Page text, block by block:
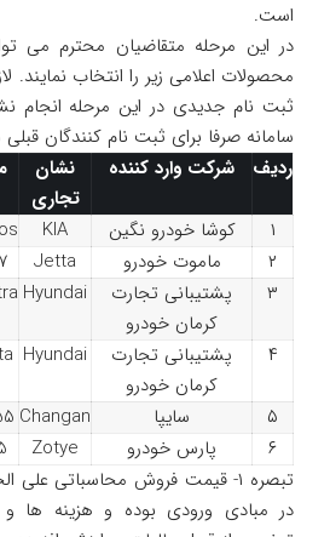
است.
در این مرحله متقاضیان محترم می
محصولات اعلامی زیر را انتخاب نمایند.
ثبت نام جدیدی در این مرحله انجام
سامانه صرفا برای ثبت نام کنندگان
ردیف
شرکت وارد کننده
نشان
تجاری
۱
کوشا خودرو نگین KIA
۲
ماموت خودرو Jetta
۳
پشتیبانی تجارت
کرمان خودرو
Hyundai
۴
پشتیبانی تجارت
کرمان خودرو
Hyundai
۵ سایپا Changan
۶
پارس خودرو Zotye
تبصره ۱- قیمت فروش محاسباتی
در مبادی ورودی بوده و هزینه ها